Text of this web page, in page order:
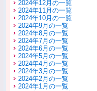
2024年12月の一覧
2024年11月の一覧
2024年10月の一覧
2024年9月の一覧
2024年8月の一覧
2024年7月の一覧
2024年6月の一覧
2024年5月の一覧
2024年4月の一覧
2024年3月の一覧
2024年2月の一覧
2024年1月の一覧